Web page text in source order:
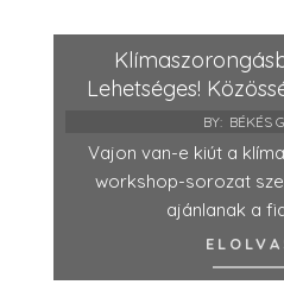
Lehetséges!
BY: BÉKÉS
Vajon van-e kiút a
workshop-sorozat
ajánlanak a